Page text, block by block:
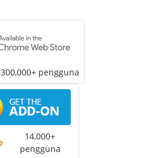
300,000+ pengguna
14,000+
pengguna